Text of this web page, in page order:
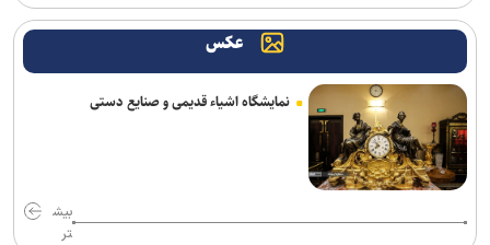
عکس
نمایشگاه اشیاء قدیمی و صنایع دستی
بیش
تر